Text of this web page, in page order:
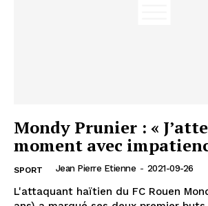
Mondy Prunier : «
moment avec
SPORT Jean Pierre Etienne - 2021-09-26
L'attaquant haïtien du FC Rouen